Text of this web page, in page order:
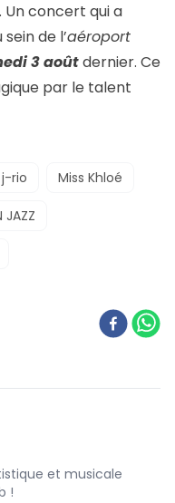
. Un concert qui a
de l’aéroport
3 aoûtdernier. Ce
par le talent
j-rio Miss Khloé
JAZZ
et musicale
!